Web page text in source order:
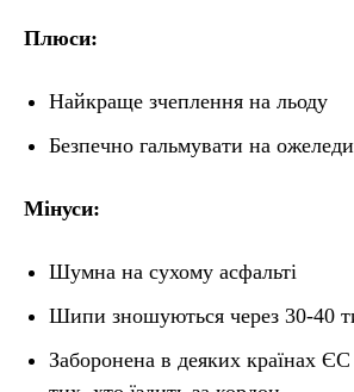
Плюси:
Найкраще зчеплення на льоду
Безпечно гальмувати на
Мінуси:
Шумна на сухому асфальті
Шипи зношуються через 30-40
Заборонена в деяких країнах